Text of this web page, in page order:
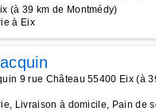
(à 39 km de Montmédy)
à Eix
9 rue Château 55400 Eix (à
Livraison à domicile, Pain de